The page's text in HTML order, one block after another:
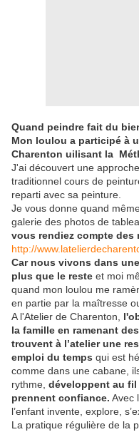
Quand peindre fait du
Mon loulou a participé à
Charenton uilisant la
J'ai découvert une
traditionnel cours de
reparti avec sa peinture.
Je vous donne quand
galerie des photos de
vous rendiez compte des
http://
Car nous vivons dans
plus que le reste et moi
quand mon loulou me
en partie par la maîtresse
A l'Atelier de Charenton,
la famille en ramenant
trouvent à l’atelier une
emploi du temps qui est
comme dans une cabane,
rythme, développent au
prennent confiance. Avec
l’enfant invente, explore,
La pratique régulière de la